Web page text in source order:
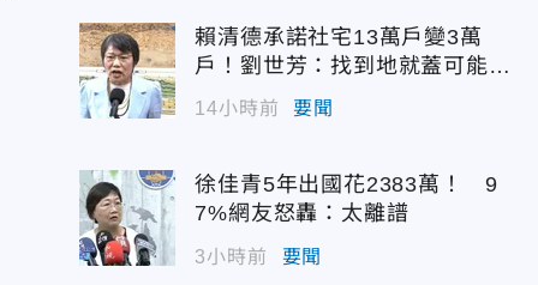
賴清德承諾社宅13萬戶變3萬
戶！劉世芳：找到地就蓋可能變
空餘屋
14小時前 要聞
徐佳青5年出國花2383萬！ 9
7%網友怒轟：太離譜
3小時前 要聞